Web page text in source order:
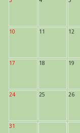
10 11 12
17 18 19
24 25 26
31